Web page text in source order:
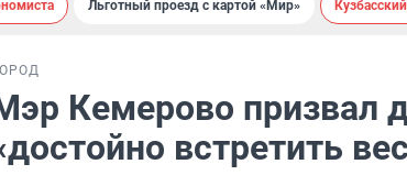
Льготный проезд с картой «Мир»
Кемерово призвал
встретить